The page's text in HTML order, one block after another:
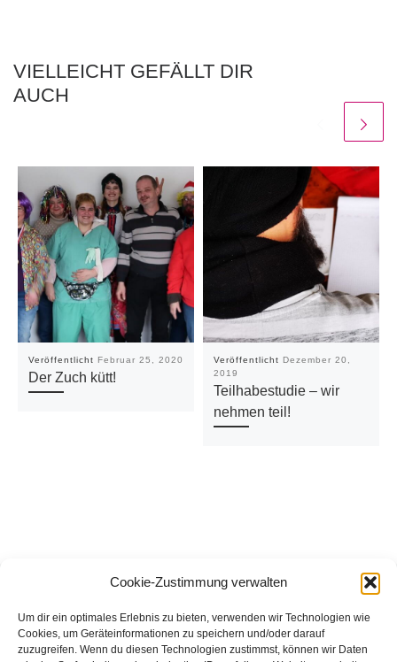
Cookie-Zustimmung verwalten
Um dir ein optimales Erlebnis zu bieten, verwenden wir Technologien wie
Cookies, um Geräteinformationen zu speichern und/oder darauf
zuzugreifen. Wenn du diesen Technologien zustimmst, können wir Daten
VIELLEICHT GEFÄLLT DIR
AUCH
Veröffentlicht Februar 25, 2020
Der Zuch kütt!
Veröffentlicht Dezember 20,
2019
Teilhabestudie – wir
nehmen teil!
Beitragsnavigation
Vorheriger Beitrag